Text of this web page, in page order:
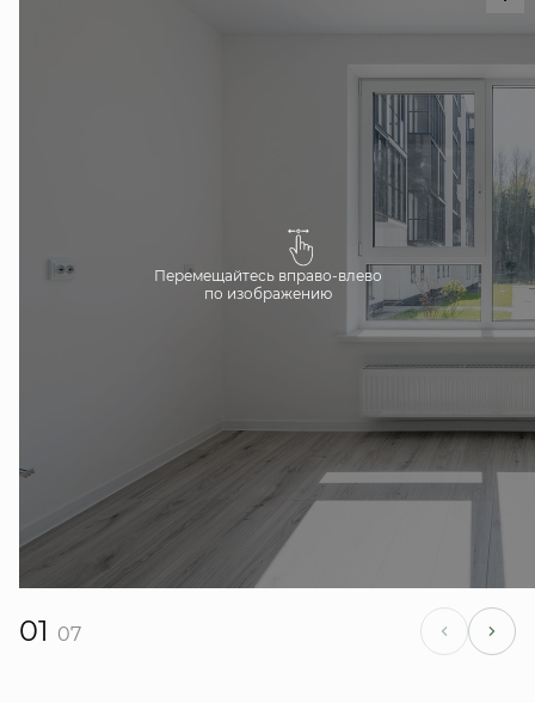
Перемещайтесь вправо-влево
по изображению
01 07